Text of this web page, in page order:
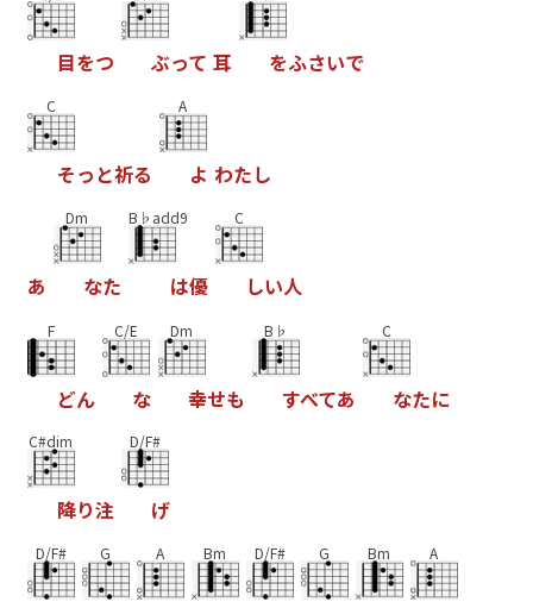
目をつ ぶって 耳 をふさいで
C
そっ と祈る
A
よ わたし
あ
Dm
なた
B♭add9
は優
C
しい人
F
どん
C/E
な
Dm
幸せも
B♭
すべてあ
C
なたに
C#dim
降り注
D/F#
げ
D/F# G A Bm D/F# G Bm A